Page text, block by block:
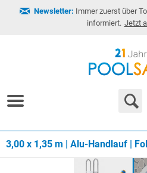
Newsletter: Immer zuerst über
informiert. Jetzt
3,00 x 1,35 m | Alu-Handlauf |